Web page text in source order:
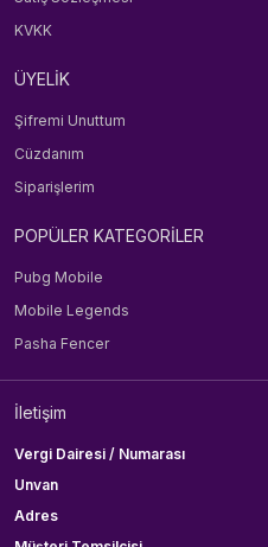
KVKK
ÜYELİK
Şifremi Unuttum
Cüzdanım
Siparişlerim
POPÜLER KATEGORİLER
Pubg Mobile
Mobile Legends
Pasha Fencer
İletişim
Vergi Dairesi / Numarası
Unvan
Adres